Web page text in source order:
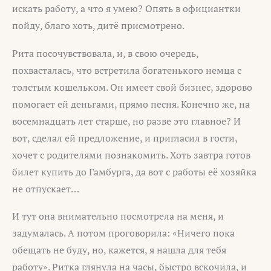
искать работу, а что я умею? Опять в официантки
пойду, благо хоть, дитё присмотрено.
Рита посочувствовала, и, в свою очередь,
похвасталась, что встретила богатенького немца с
толстым кошельком. Он имеет свой бизнес, здорово
помогает ей деньгами, прямо песня. Конечно же, на
восемнадцать лет старше, но разве это главное? И
вот, сделал ей предложение, и пригласил в гости,
хочет с родителями познакомить. Хоть завтра готов
билет купить до Гамбурга, да вот с работы её хозяйка
не отпускает…
И тут она внимательно посмотрела на меня, и
задумалась. А потом проговорила: «Ничего пока
обещать не буду, но, кажется, я нашла для тебя
работу». Ритка глянула на часы, быстро вскочила, и